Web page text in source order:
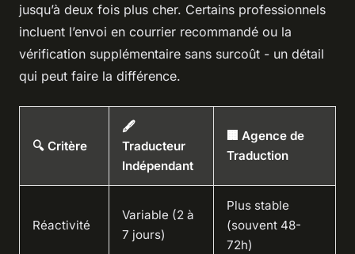
jusqu’à deux fois plus cher. Certains professionnels
incluent l’envoi en courrier recommandé ou la
vérification supplémentaire sans surcoût - un détail
qui peut faire la différence.
🔍 Critère
🖋️
Traducteur
Indépendant
🏢 Agence de
Traduction
Réactivité
Variable (2 à
7 jours)
Plus stable
(souvent 48-
72h)